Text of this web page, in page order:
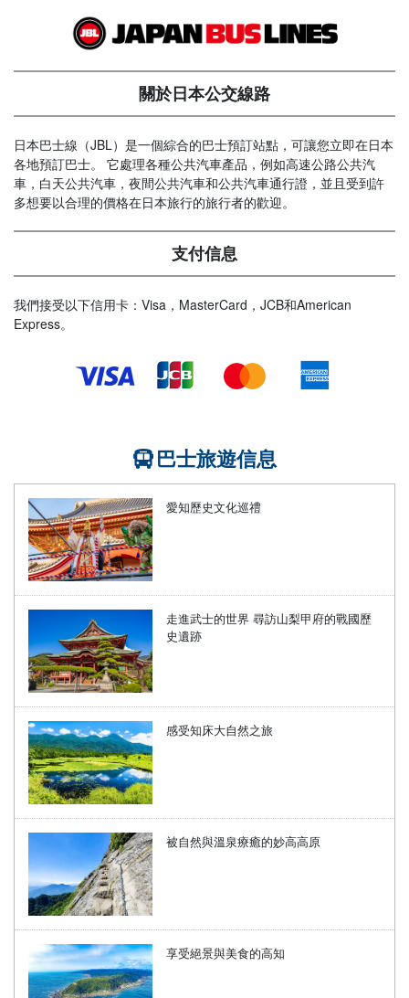
關於日本公交線路
日本巴士線（JBL）是一個綜合的巴士預訂站點，可讓您立即在日本
各地預訂巴士。 它處理各種公共汽車產品，例如高速公路公共汽
車，白天公共汽車，夜間公共汽車和公共汽車通行證，並且受到許
多想要以合理的價格在日本旅行的旅行者的歡迎。
支付信息
我們接受以下信用卡：Visa，MasterCard，JCB和American
Express。
巴士旅遊信息
愛知歷史文化巡禮
走進武士的世界 尋訪山梨甲府的戰國歷
史遺跡
感受知床大自然之旅
被自然與溫泉療癒的妙高高原
享受絕景與美食的高知